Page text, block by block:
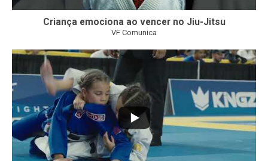
Criança emociona ao vencer no Jiu-Jitsu
VF Comunica
...